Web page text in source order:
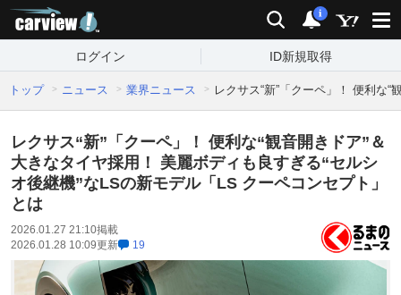
検索 通知
i
ログイン ID新規取得
トップ ニュース 業界ニュース レクサス“新”「クーペ」！ 便利な
レクサス“新”「クーペ」！ 便利な“観音開きドア”＆
大きなタイヤ採用！ 美麗ボディも良すぎる“セルシ
オ後継機”なLSの新モデル「LS クーペコンセプト」
とは
2026.01.27 21:10掲載
2026.01.28 10:09更新 19